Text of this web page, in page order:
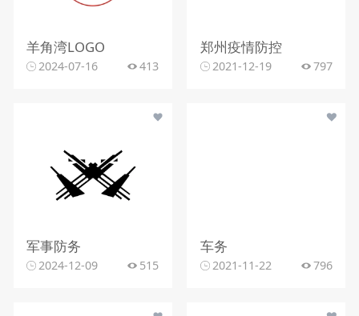
羊角湾LOGO
2024-07-16 413
郑州疫情防控
2021-12-19 797
军事防务
2024-12-09 515
车务
2021-11-22 796